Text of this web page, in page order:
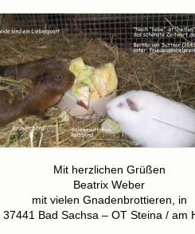
Mit herzlichen Grüßen
Beatrix Weber
mit vielen Gnadenbrottieren, in
37441 Bad Sachsa – OT Steina / am